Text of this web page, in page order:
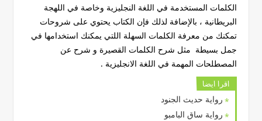
الكلمات المستخدمة في اللغة النجليزية وخاصة في اللهجة
البريطانية ، بالإضافة لذلك فإن الكتاب يحتوي على شروحات
تمكنك من معرفة الكلمات السهلة اللتي يمكنك استخدامها في
جمل بسيطة مثل شرح الكلمات القصيرة و شرح عن
المصطلحات المهمة في اللغة الانجليزية .
اقرا ايضا
رواية حديث الجنود
رواية ساق البامبو